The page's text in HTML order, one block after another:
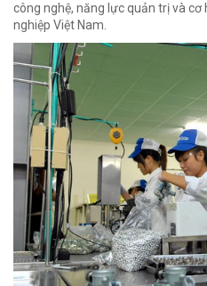
công nghệ, năng lực quản trị và
nghiệp Việt Nam.